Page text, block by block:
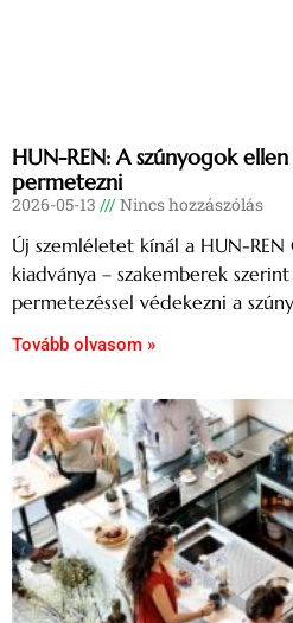
HUN-REN: A szúnyogok
permetezni
2026-05-13 Nincs hozzászólás
Új szemléletet kínál a HUN-
kiadványa – szakemberek
permetezéssel védekezni a
Tovább olvasom »